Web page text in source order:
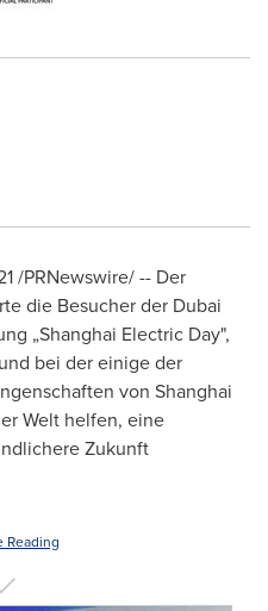
/PRNewswire/ -- Der
die Besucher der Dubai
„Shanghai Electric Day",
bei der einige der
von Shanghai
Welt helfen, eine
Zukunft
Reading